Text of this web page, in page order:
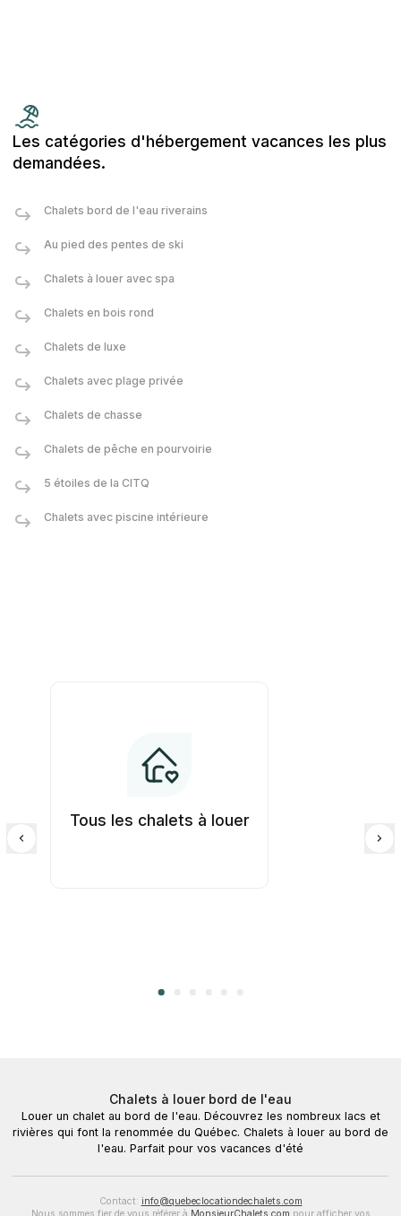
Les catégories d'hébergement vacances les plus
demandées.
Chalets bord de l'eau riverains
Au pied des pentes de ski
Chalets à louer avec spa
Chalets en bois rond
Chalets de luxe
Chalets avec plage privée
Chalets de chasse
Chalets de pêche en pourvoirie
5 étoiles de la CITQ
Chalets avec piscine intérieure
Tous les chalets à louer
Chalets à louer bord de l'eau
Louer un chalet au bord de l'eau. Découvrez les nombreux lacs et
rivières qui font la renommée du Québec. Chalets à louer au bord de
l'eau. Parfait pour vos vacances d'été
Contact: info@quebeclocationdechalets.com
Nous sommes fier de vous référer à MonsieurChalets.com pour afficher vos